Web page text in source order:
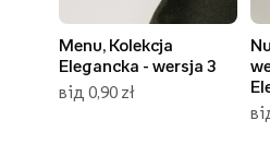
Menu, Kolekcja
Elegancka - wersja 3
від 0,90 zł